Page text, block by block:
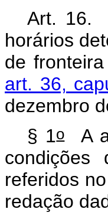
Art. 16.
horários
de
art. 36,
dezembro
§ 1oA
condições
referidos
redação